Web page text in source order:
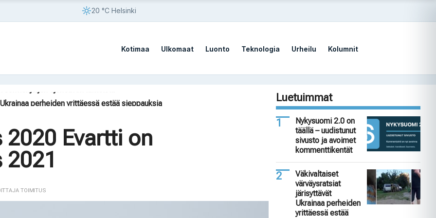
20 °C Helsinki
Kotimaa Ulkomaat Luonto Teknologia Urheilu Kolumnit
perheiden yrittäessä estää sieppauksia
ajoneuvon laitteista
2020 Evartti on
2021
TOIMITUS
Luetuimmat
Nykysuomi 2.0 on
täällä – uudistunut
sivusto ja avoimet
kommenttikentät
Väkivaltaiset
värväysratsiat
järisyttävät
Ukrainaa perheiden
yrittäessä estää